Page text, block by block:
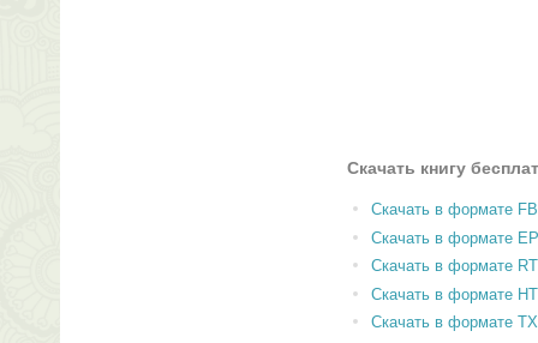
Скачать книгу
Скачать в формате
Скачать в формате
Скачать в формате
Скачать в формате
Скачать в формате